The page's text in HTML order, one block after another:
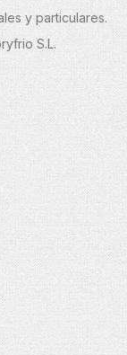
y particulares.
S.L.